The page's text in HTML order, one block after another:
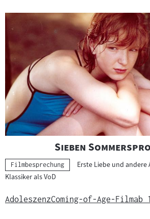
"
Sieben
Kategorie:
Filmbesprechung
Erste Liebe und andere
Klassiker als VoD
AdoleszenzComing-of-Age-Filmab